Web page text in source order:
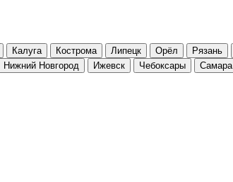
Калуга Кострома Липецк Орёл Рязань
Нижний Новгород Ижевск Чебоксары Самара